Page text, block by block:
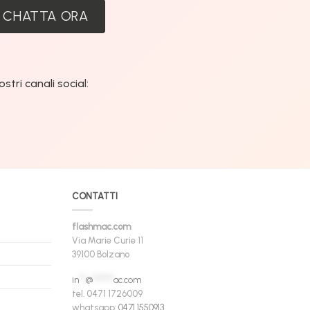
CHATTA ORA
canali social:
CONTATTI
flashmac.com
Via Marie Curie 11
39100 Bolzano
in** @****** ac.com
tel. 0471 1726009
whatsapp: 0471 1550913